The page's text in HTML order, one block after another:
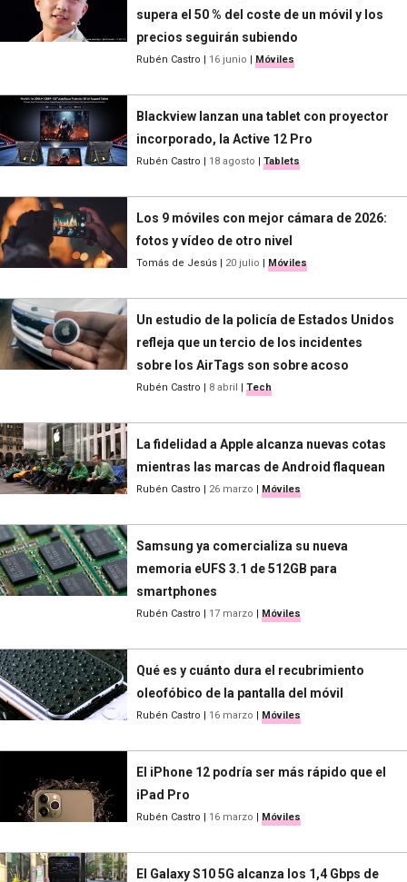
supera el 50 % del coste de un móvil y los
precios seguirán subiendo
Rubén Castro | 16 junio | Móviles
Blackview lanzan una tablet con proyector
incorporado, la Active 12 Pro
Rubén Castro | 18 agosto | Tablets
Los 9 móviles con mejor cámara de 2026:
fotos y vídeo de otro nivel
Tomás de Jesús | 20 julio | Móviles
Un estudio de la policía de Estados Unidos
refleja que un tercio de los incidentes
sobre los AirTags son sobre acoso
Rubén Castro | 8 abril | Tech
La fidelidad a Apple alcanza nuevas cotas
mientras las marcas de Android flaquean
Rubén Castro | 26 marzo | Móviles
Samsung ya comercializa su nueva
memoria eUFS 3.1 de 512GB para
smartphones
Rubén Castro | 17 marzo | Móviles
Qué es y cuánto dura el recubrimiento
oleofóbico de la pantalla del móvil
Rubén Castro | 16 marzo | Móviles
El iPhone 12 podría ser más rápido que el
iPad Pro
Rubén Castro | 16 marzo | Móviles
El Galaxy S10 5G alcanza los 1,4 Gbps de